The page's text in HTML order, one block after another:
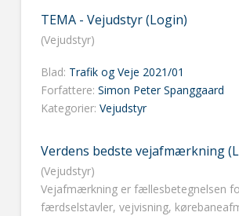
TEMA - Vejudstyr (Login)
(Vejudstyr)
Blad: Trafik og Veje 2021/01
Forfattere: Simon Peter Spanggaard
Kategorier: Vejudstyr
Verdens bedste vejafmærkning
(Vejudstyr)
Vejafmærkning er fællesbetegnelsen
færdselstavler, vejvisning,